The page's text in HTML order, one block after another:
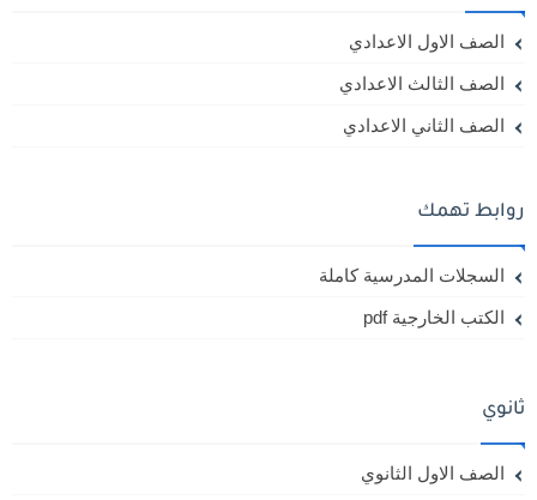
الصف الاول الاعدادي
الصف الثالث الاعدادي
الصف الثاني الاعدادي
روابط تهمك
السجلات المدرسية كاملة
الكتب الخارجية pdf
ثانوي
الصف الاول الثانوي